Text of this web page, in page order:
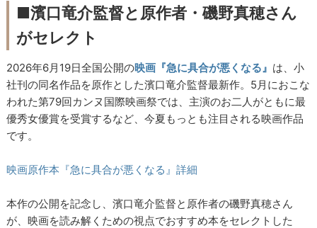
■濱口竜介監督と原作者・磯野真穂さん
がセレクト
2026年6月19日全国公開の映画『急に具合が悪くなる』 は、小
社刊の同名作品を原作とした濱口竜介監督最新作。5月におこな
われた第79回カンヌ国際映画祭では、主演のお二人がともに最
優秀女優賞を受賞するなど、今夏もっとも注目される映画作品
です。
映画原作本『急に具合が悪くなる』詳細
本作の公開を記念し、濱口竜介監督と原作者の磯野真穂さん
が、映画を読み解くための視点でおすすめ本をセレクトした